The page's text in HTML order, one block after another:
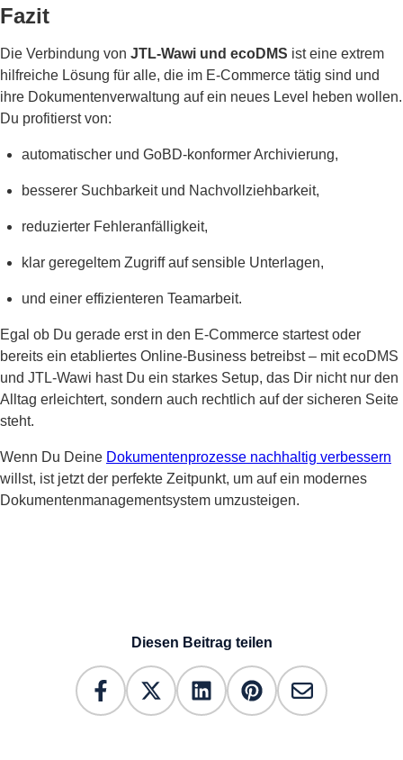
Fazit
Die Verbindung von JTL-Wawi und ecoDMS ist eine extrem
hilfreiche Lösung für alle, die im E-Commerce tätig sind und
ihre Dokumentenverwaltung auf ein neues Level heben wollen.
Du profitierst von:
automatischer und GoBD-konformer Archivierung,
besserer Suchbarkeit und Nachvollziehbarkeit,
reduzierter Fehleranfälligkeit,
klar geregeltem Zugriff auf sensible Unterlagen,
und einer effizienteren Teamarbeit.
Egal ob Du gerade erst in den E-Commerce startest oder
bereits ein etabliertes Online-Business betreibst – mit ecoDMS
und JTL-Wawi hast Du ein starkes Setup, das Dir nicht nur den
Alltag erleichtert, sondern auch rechtlich auf der sicheren Seite
steht.
Wenn Du Deine Dokumentenprozesse nachhaltig verbessern
willst, ist jetzt der perfekte Zeitpunkt, um auf ein modernes
Dokumentenmanagementsystem umzusteigen.
Diesen Beitrag teilen